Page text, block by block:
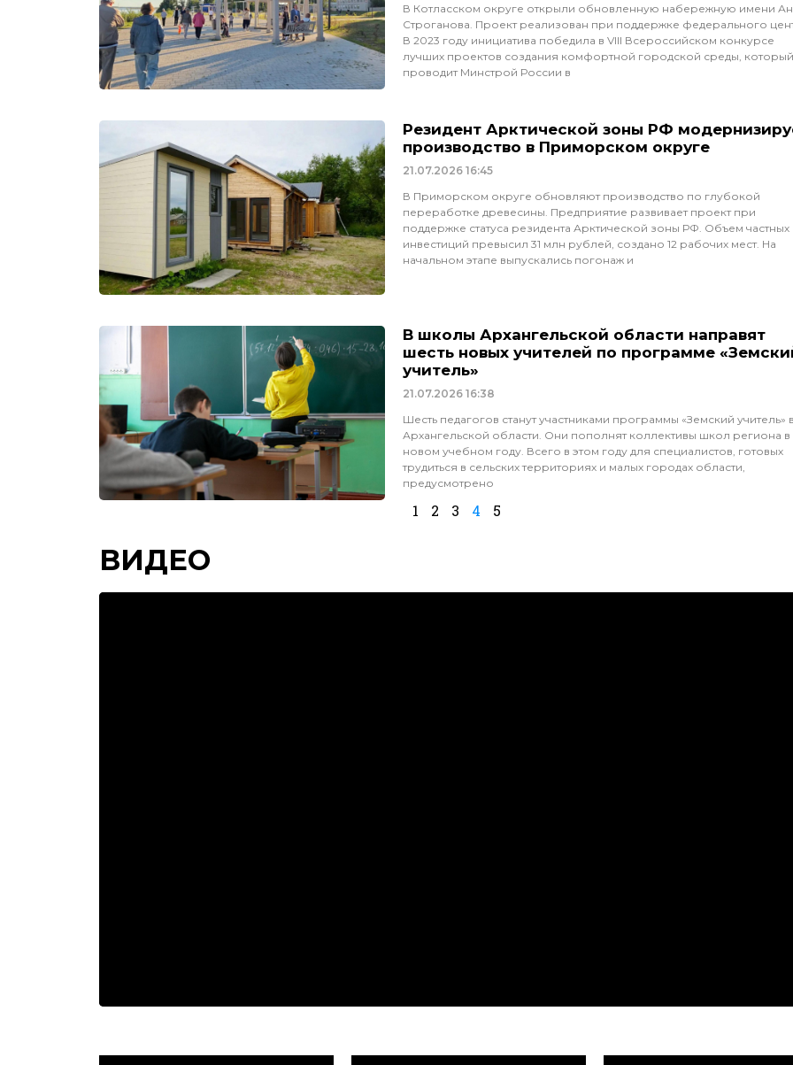
В Котласском округе открыли обновленную набережную имени
Строганова. Проект реализован при поддержке федерального
В 2023 году инициатива победила в VIII Всероссийском конкурсе
лучших проектов создания комфортной городской среды, который
проводит Минстрой России в
Резидент Арктической зоны РФ
производство в Приморском округе
21.07.2026 16:45
В Приморском округе обновляют производство по глубокой
переработке древесины. Предприятие развивает проект при
поддержке статуса резидента Арктической зоны РФ. Объем частных
инвестиций превысил 31 млн рублей, создано 12 рабочих мест. На
начальном этапе выпускались погонаж и
В школы Архангельской области направят
шесть новых учителей по программе
учитель»
21.07.2026 16:38
Шесть педагогов станут участниками программы «Земский учитель» в
Архангельской области. Они пополнят коллективы школ региона в
новом учебном году. Всего в этом году для специалистов, готовых
трудиться в сельских территориях и малых городах области,
предусмотрено
1 2 3 4 5
ВИДЕО